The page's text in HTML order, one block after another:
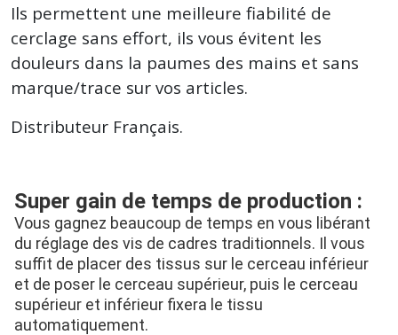
Ils permettent une meilleure fiabilité de
cerclage sans effort, ils vous évitent les
douleurs dans la paumes des mains et sans
marque/trace sur vos articles.
Distributeur Français.
Super gain de temps de production :
Vous gagnez beaucoup de temps en vous libérant
du réglage des vis de cadres traditionnels. Il vous
suffit de placer des tissus sur le cerceau inférieur
et de poser le cerceau supérieur, puis le cerceau
supérieur et inférieur fixera le tissu
automatiquement.